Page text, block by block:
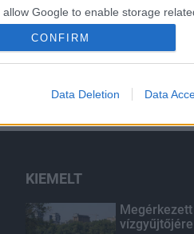
allow Google to enable storage
allow Google to enable storage
allow Google to enable storage
CONFIRM
Data Deletion Data
KIEMELT
vízgyűjtőjére